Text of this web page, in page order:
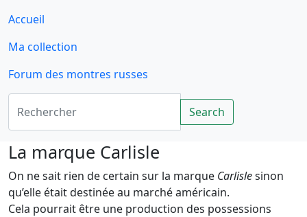
Accueil
Ma collection
Forum des montres russes
Rechercher
Search
La marque Carlisle
On ne sait rien de certain sur la marque Carlislesinon
qu’elle était destinée au marché américain.
Cela pourrait être une production des possessions